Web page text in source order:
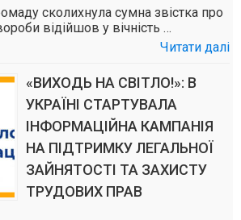
сколихнула сумна звістка про
відійшов у вічність …
Читати далі
«ВИХОДЬ НА СВІТЛО!»: В
УКРАЇНІ СТАРТУВАЛА
ІНФОРМАЦІЙНА КАМПАНІЯ
НА ПІДТРИМКУ ЛЕГАЛЬНОЇ
ЗАЙНЯТОСТІ ТА ЗАХИСТУ
ТРУДОВИХ ПРАВ